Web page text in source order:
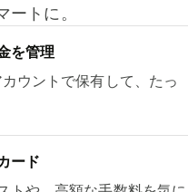
トに。
を管理
ウントで保有して、たっ
ード